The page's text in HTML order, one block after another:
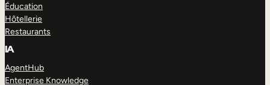
Éducation
Hôtellerie
Restaurants
IA
AgentHub
Enterprise Knowledge